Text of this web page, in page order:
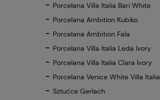
Porcelana Villa Italia Bari White
Porcelana Ambition Kubiko
Porcelana Ambition Fala
Porcelana Villa Italia Leda Ivory
Porcelana Villa Italia Clara Ivory
Porcelana Venice White Villa Italia
Sztućce Gerlach